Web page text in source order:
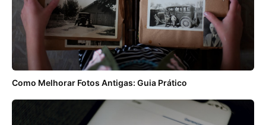
Como Melhorar Fotos Antigas: Guia Prático